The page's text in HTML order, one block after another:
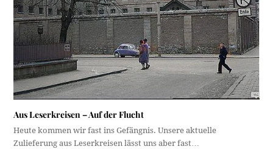
Aus Leserkreisen – Auf der Flucht
Heute kommen wir fast ins Gefängnis. Unsere aktuelle
Zulieferung aus Leserkreisen lässt uns aber fast…